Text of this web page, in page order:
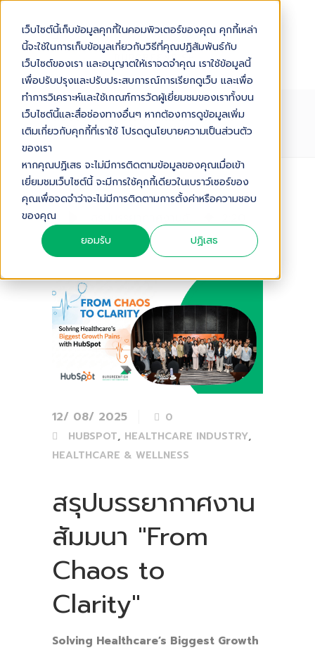
เว็บไซต์นี้เก็บข้อมูลคุกกี้ในคอมพิวเตอร์ของคุณ คุกกี้เหล่า
นี้จะใช้ในการเก็บข้อมูลเกี่ยวกับวิธีที่คุณปฏิสัมพันธ์กับ
เว็บไซต์ของเรา และอนุญาตให้เราจดจำคุณ เราใช้ข้อมูลนี้
เพื่อปรับปรุงและปรับประสบการณ์การเรียกดูเว็บ และเพื่อ
ทำการวิเคราะห์และใช้เกณฑ์การวัดผู้เยี่ยมชมของเราทั้งบน
เว็บไซต์นี้และสื่อช่องทางอื่นๆ หากต้องการดูข้อมูลเพิ่ม
เติมเกี่ยวกับคุกกี้ที่เราใช้ โปรดดูนโยบายความเป็นส่วนตัว
ของเรา
หากคุณปฏิเสธ จะไม่มีการติดตามข้อมูลของคุณเมื่อเข้า
เยี่ยมชมเว็บไซต์นี้ จะมีการใช้คุกกี้เดียวในเบราว์เซอร์ของ
คุณเพื่อจดจำว่าจะไม่มีการติดตามการตั้งค่าหรือความชอบ
ของคุณ
ยอมรับ
ปฏิเสธ
สรุปบรรยากาศงานสัมมนา 'FROM
CHAOS TO CLARITY'
Audio Version
12/ 08/ 2025
0
HUBSPOT, HEALTHCARE INDUSTRY,
HEALTHCARE & WELLNESS
สรุปบรรยากาศงาน
สัมมนา "From
Chaos to
Clarity"
Solving Healthcare’s Biggest Growth